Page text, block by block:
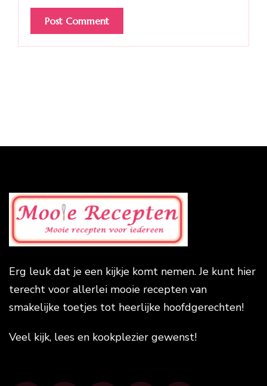
Erg leuk dat je een kijkje komt nemen. Je kunt hier
terecht voor allerlei mooie recepten van
smakelijke toetjes tot heerlijke hoofdgerechten!
Veel kijk, lees en kookplezier gewenst!